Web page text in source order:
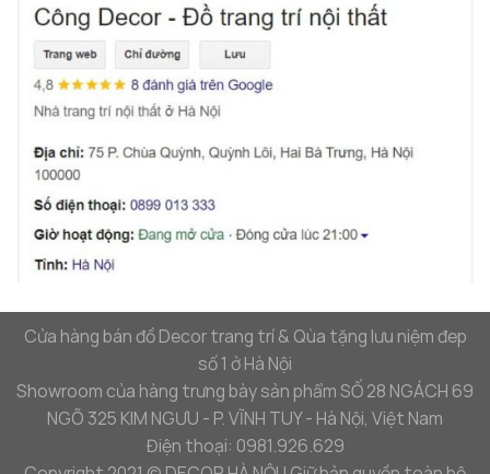
Cửa hàng bán đồ Decor trang trí & Qùa tặng lưu niệm đep
số 1 ở Hà Nội
Showroom của hàng trưng bày sản phẩm SỐ 28 NGÁCH 69
NGÕ 325 KIM NGƯU - P. VĨNH TUY - Hà Nội, Việt Nam
Điện thoại: 0981.926.629